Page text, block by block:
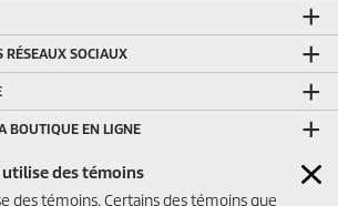
des témoins
des témoins. Certains des témoins que
RÉSEAUX SOCIAUX
BOUTIQUE EN LIGNE
LA BOUTIQUE EN LIGNE